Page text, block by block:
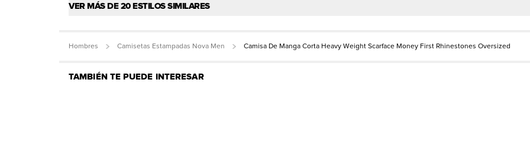
VER MÁS DE 20 ESTILOS SIMILARES
Hombres Camisetas Estampadas Nova Men Camisa De Manga Corta Heavy Weight Scarface Money First Rhinestones Oversized
TAMBIÉN TE PUEDE INTERESAR